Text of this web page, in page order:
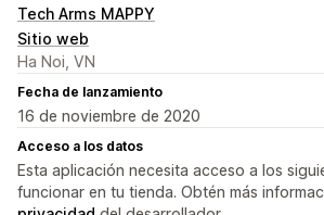
Tech Arms MAPPY
Sitio web
Ha Noi, VN
Fecha de lanzamiento
16 de noviembre de 2020
Acceso a los datos
Esta aplicación necesita acceso a los
funcionar en tu tienda. Obtén más